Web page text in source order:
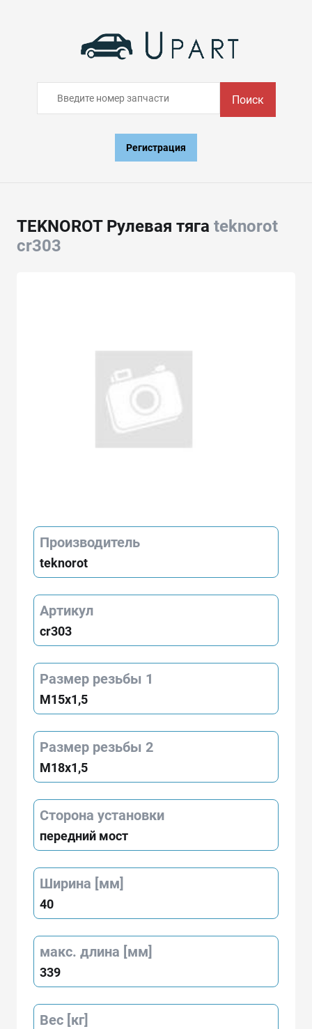
Поиск
Регистрация
TEKNOROT Рулевая тяга teknorot
cr303
Производитель
teknorot
Артикул
cr303
Размер резьбы 1
M15x1,5
Размер резьбы 2
M18x1,5
Сторона установки
передний мост
Ширина [мм]
40
макс. длина [мм]
339
Вес [кг]